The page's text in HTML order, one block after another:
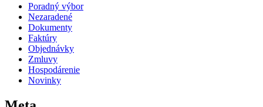
Poradný výbor
Nezaradené
Dokumenty
Faktúry
Objednávky
Zmluvy
Hospodárenie
Novinky